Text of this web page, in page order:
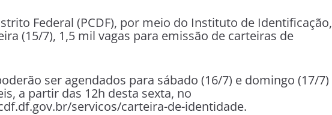
Federal (PCDF), por meio do Instituto de Identificação,
(15/7), 1,5 mil vagas para emissão de carteiras de
ser agendados para sábado (16/7) e domingo (17/7)
a partir das 12h desta sexta, no
servicos/carteira-de-identidade.